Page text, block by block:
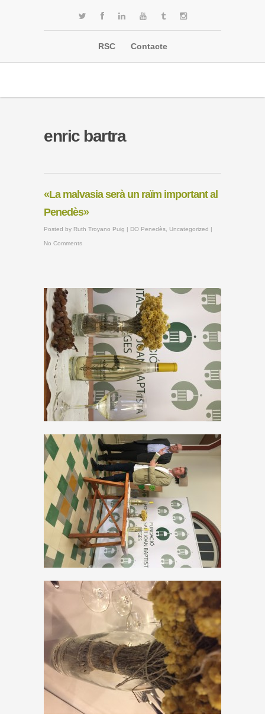
RSC Contacte
enric bartra
«La malvasia serà un raïm important al
Penedès»
Posted by Ruth Troyano Puig | DO Penedès Uncategorized |
No Comments